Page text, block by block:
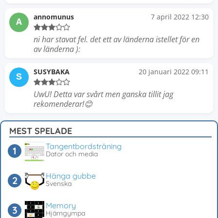
A annomunus 7 april 2022 12:30
ni har stavat fel. det ett av länderna istellet för en
av länderna ):
S SUSYBAKA 20 januari 2022 09:11
UwU! Detta var svårt men ganska tillit jag
rekomenderar!😊
MEST SPELADE
Tangentbordsträning
Dator och media
Hänga gubbe
Svenska
Memory
Hjärngympa